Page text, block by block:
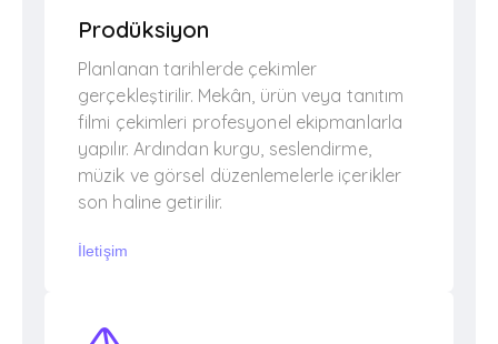
Prodüksiyon
Planlanan tarihlerde çekimler
gerçekleştirilir. Mekân, ürün veya tanıtım
filmi çekimleri profesyonel ekipmanlarla
yapılır. Ardından kurgu, seslendirme,
müzik ve görsel düzenlemelerle içerikler
son haline getirilir.
İletişim